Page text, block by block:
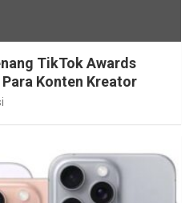
TikTok Awards
Konten Kreator